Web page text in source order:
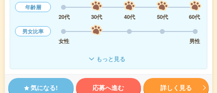
年齢層
20代
30代 40代 50代
60代
男女比率
女性
男性
もっと見る
気になる! 応募へ進む 詳しく見る